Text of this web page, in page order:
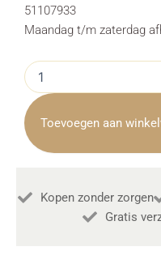
51107933
Maandag t/m zaterdag
Bank
Roma
Zits
Hufterproof
Leder
67
Toevoegen aan
Kopen zonder zorgen
Gratis